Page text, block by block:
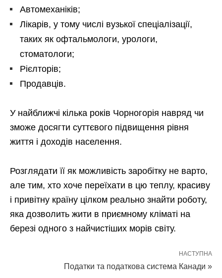
Автомеханіків;
Лікарів, у тому числі вузької спеціалізації,
таких як офтальмологи, урологи,
стоматологи;
Рієлторів;
Продавців.
У найближчі кілька років Чорногорія навряд чи
зможе досягти суттєвого підвищення рівня
життя і доходів населення.
Розглядати її як можливість заробітку не варто,
але тим, хто хоче переїхати в цю теплу, красиву
і привітну країну цілком реально знайти роботу,
яка дозволить жити в приємному кліматі на
березі одного з найчистіших морів світу.
НАСТУПНА
Податки та податкова система Канади »